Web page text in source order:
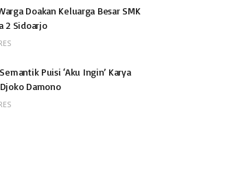
Doakan Keluarga Besar SMK
2 Sidoarjo
Puisi ‘Aku Ingin’ Karya
Damono